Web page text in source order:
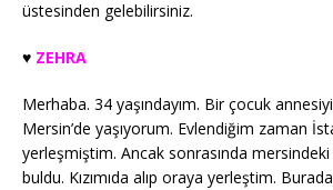
üstesinden gelebilirsiniz.
♥️ ZEHRA
Merhaba. 34 yaşındayım. Bir çocuk
Mersin’de yaşıyorum. Evlendiğim zaman
yerleşmiştim. Ancak sonrasında
buldu. Kızımıda alıp oraya yerleştim.